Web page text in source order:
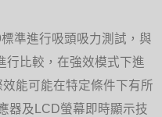
準進行吸頭吸力測試，與
比較，在強效模式下進
能可能在特定條件下有所
器及LCD螢幕即時顯示技